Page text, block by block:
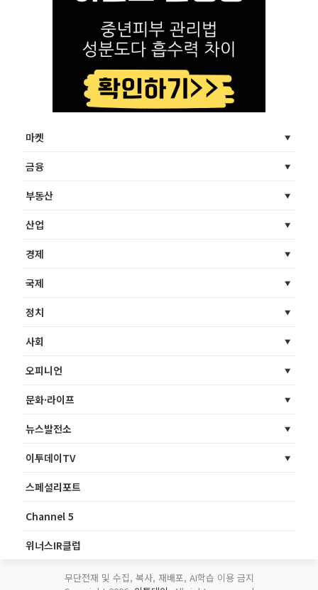
마켓
금융
부동산
산업
경제
국제
정치
사회
오피니언
문화·라이프
뉴스발전소
이투데이TV
스페셜리포트
Channel 5
위너스IR클럽
무단전재 및 수집, 복사, 재배포, AI학습 이용 금지